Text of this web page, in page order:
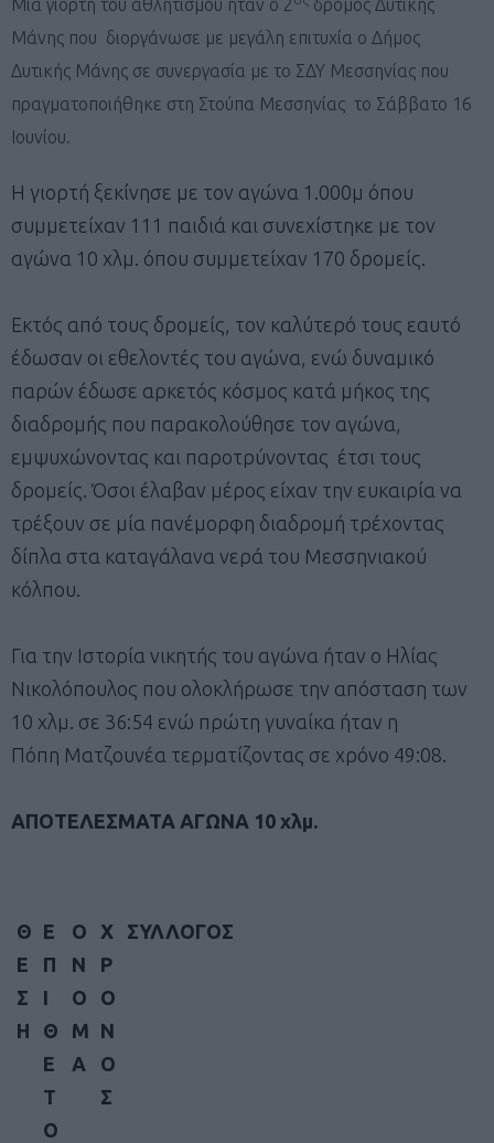
Μια γιορτή του αθλητισμού ήταν ο 2
δρόμος Δυτικής
Μάνης που διοργάνωσε με μεγάλη επιτυχία ο Δήμος
Δυτικής Μάνης σε συνεργασία με το ΣΔΥ Μεσσηνίας που
πραγματοποιήθηκε στη Στούπα Μεσσηνίας το Σάββατο 16
Ιουνίου.
Η γιορτή ξεκίνησε με τον αγώνα 1.000μ όπου
συμμετείχαν 111 παιδιά και συνεχίστηκε με τον
αγώνα 10 χλμ. όπου συμμετείχαν 170 δρομείς.
Εκτός από τους δρομείς, τον καλύτερό τους εαυτό
έδωσαν οι εθελοντές του αγώνα, ενώ δυναμικό
παρών έδωσε αρκετός κόσμος κατά μήκος της
διαδρομής που παρακολούθησε τον αγώνα,
εμψυχώνοντας και παροτρύνοντας έτσι τους
δρομείς. Όσοι έλαβαν μέρος είχαν την ευκαιρία να
τρέξουν σε μία πανέμορφη διαδρομή τρέχοντας
δίπλα στα καταγάλανα νερά του Μεσσηνιακού
κόλπου.
Για την Ιστορία νικητής του αγώνα ήταν ο Ηλίας
Νικολόπουλος που ολοκλήρωσε την απόσταση των
10 χλμ. σε 36:54 ενώ πρώτη γυναίκα ήταν η
Πόπη Ματζουνέα τερματίζοντας σε χρόνο 49:08.
ΑΠΟΤΕΛΕΣΜΑΤΑ ΑΓΩΝΑ 10 χλμ.
Θ
Ε
Σ
Η
Ε
Π
Ι
Θ
Ε
Τ
Ο
Ο
Ν
Ο
Μ
Α
Χ
Ρ
Ο
Ν
Ο
Σ
ΣΥΛΛΟΓΟΣ